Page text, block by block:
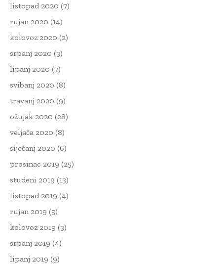
listopad 2020 (7)
rujan 2020 (14)
kolovoz 2020 (2)
srpanj 2020 (3)
lipanj 2020 (7)
svibanj 2020 (8)
travanj 2020 (9)
ožujak 2020 (28)
veljača 2020 (8)
siječanj 2020 (6)
prosinac 2019 (25)
studeni 2019 (13)
listopad 2019 (4)
rujan 2019 (5)
kolovoz 2019 (3)
srpanj 2019 (4)
lipanj 2019 (9)